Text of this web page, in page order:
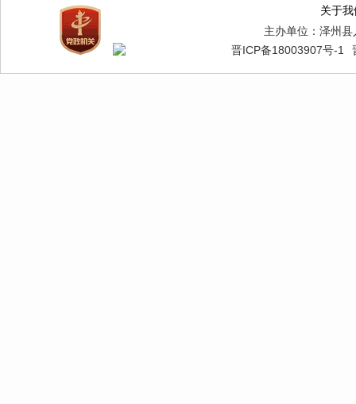
关于我
主办单位：泽州
晋ICP备18003907号-1